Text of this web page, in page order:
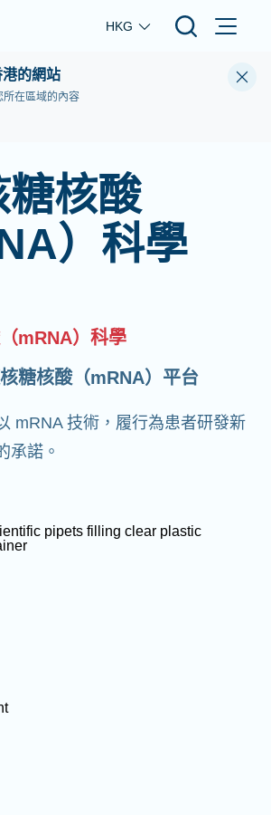
Skip to main content
HKG
的網站
所在區域的內容
核酸
）科學
mRNA）科學
糖核酸（mRNA）平台
mRNA 技術，履行為患者研發新
承諾。